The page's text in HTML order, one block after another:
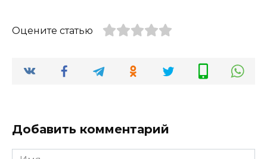
Оцените статью
Добавить комментарий
Имя